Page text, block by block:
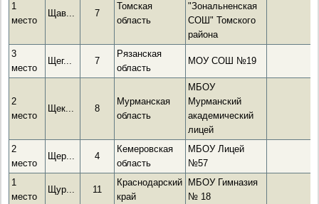
1
место
Щав... 7
Томская
область
"Зональненская
СОШ" Томского
района
3
место
Щег... 7
Рязанская
область
МОУ СОШ №19
2
место
Щек... 8
Мурманская
область
МБОУ
Мурманский
академический
лицей
2
место
Щер... 4
Кемеровская
область
МБОУ Лицей
№57
1
место
Щур... 11
Краснодарский
край
МБОУ Гимназия
№ 18